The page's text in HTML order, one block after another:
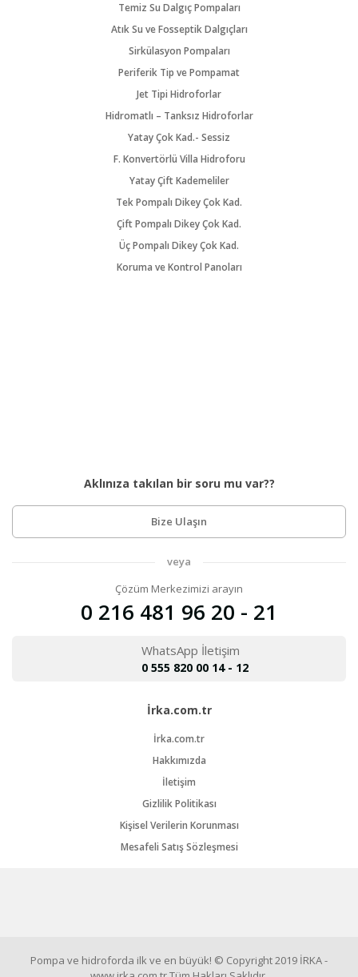
Temiz Su Dalgıç Pompaları
Atık Su ve Fosseptik Dalgıçları
Sirkülasyon Pompaları
Periferik Tip ve Pompamat
Jet Tipi Hidroforlar
Hidromatlı – Tanksız Hidroforlar
Yatay Çok Kad.- Sessiz
F. Konvertörlü Villa Hidroforu
Yatay Çift Kademeliler
Tek Pompalı Dikey Çok Kad.
Çift Pompalı Dikey Çok Kad.
Üç Pompalı Dikey Çok Kad.
Koruma ve Kontrol Panoları
Aklınıza takılan bir soru mu var??
Bize Ulaşın
veya
Çözüm Merkezimizi arayın
0 216 481 96 20 - 21
WhatsApp İletişim
0 555 820 00 14 - 12
İrka.com.tr
İrka.com.tr
Hakkımızda
İletişim
Gizlilik Politikası
Kişisel Verilerin Korunması
Mesafeli Satış Sözleşmesi
Pompa ve hidroforda ilk ve en büyük! © Copyright 2019 İRKA -